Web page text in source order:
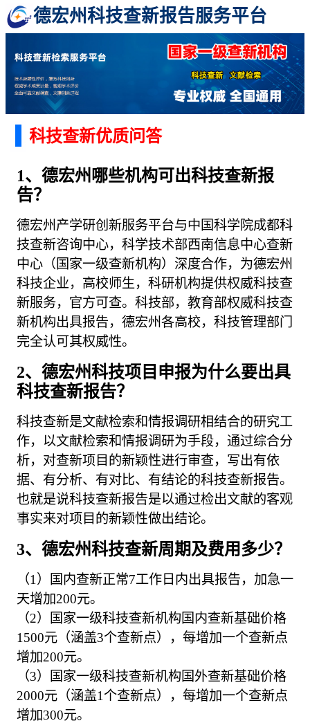
德宏州科技查新报告服务平台
科技查新优质问答
1、德宏州哪些机构可出科技查新报
告？
德宏州产学研创新服务平台与中国科学院成都科
技查新咨询中心，科学技术部西南信息中心查新
中心（国家一级查新机构）深度合作，为德宏州
科技企业，高校师生，科研机构提供权威科技查
新服务，官方可查。科技部，教育部权威科技查
新机构出具报告，德宏州各高校，科技管理部门
完全认可其权威性。
2、德宏州科技项目申报为什么要出具
科技查新报告？
科技查新是文献检索和情报调研相结合的研究工
作，以文献检索和情报调研为手段，通过综合分
析，对查新项目的新颖性进行审查，写出有依
据、有分析、有对比、有结论的科技查新报告。
也就是说科技查新报告是以通过检出文献的客观
事实来对项目的新颖性做出结论。
3、德宏州科技查新周期及费用多少？
（1）国内查新正常7工作日内出具报告，加急一
天增加200元。
（2）国家一级科技查新机构国内查新基础价格
1500元（涵盖3个查新点），每增加一个查新点
增加200元。
（3）国家一级科技查新机构国外查新基础价格
2000元（涵盖1个查新点），每增加一个查新点
增加300元。